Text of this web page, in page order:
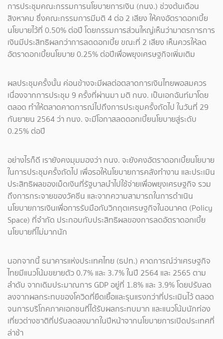
การประชุมคณะกรรมการนโยบายการเงิน (กนง.) ช่วงต้นเดือน
สิงหาคม ซึ่งคณะกรรมการมีมติ 4 ต่อ 2 เสียง ให้คงอัตราดอกเบี้ย
นโยบายไว้ที่ 0.50% ต่อปี โดยกรรมการส่วนใหญ่เห็นว่ามาตรการการ
เงินมีประสิทธิผลกว่าการลดดอกเบี้ย ขณะที่ 2 เสียง เห็นควรให้ลด
อัตราดอกเบี้ยนโยบาย 0.25% ต่อปีเพื่อพยุงเศรษฐกิจเพิ่มเติม
ผลประชุมครั้งนั้น ค่อนข้างจะมีผลต่อตลาดการเงินไทยพอสมควร
เนื่องจากการประชุม 9 ครั้งที่ผ่านมา มติ กนง. เป็นเอกฉันท์มาโดย
ตลอด ทำให้ตลาดคาดการณ์ไปถึงการประชุมครั้งถัดไป ในวันที่ 29
กันยายน 2564 ว่า กนง. จะมีโอกาสลดดอกเบี้ยนโยบายสู่ระดับ
0.25% ต่อปี
อย่างไรก็ดี เรายังคงมุมมองว่า กนง. จะยังคงอัตราดอกเบี้ยนโยบาย
ในการประชุมครั้งถัดไป เพื่อรอให้นโยบายการคลังทำงาน และประเมิน
ประสิทธิผลของเม็ดเงินที่รัฐบาลนำไปใช้จ่ายเพื่อพยุงเศรษฐกิจ รวม
ถึงการกระจายของวัคซีน และจากความสามารถในการดำเนิน
นโยบายการเงินเพื่อการรับมือกับวิกฤตเศรษฐกิจในอนาคต (Policy
Space) ที่จำกัด ประกอบกับประสิทธิผลของการลดอัตราดอกเบี้ย
นโยบายที่ไม่มากนัก
นอกจากนี้ ธนาคารแห่งประเทศไทย (ธปท.) คาดการณ์ว่าเศรษฐกิจ
ไทยมีแนวโน้มขยายตัว 0.7% และ 3.7% ในปี 2564 และ 2565 ตาม
ลำดับ จากเดิมประมาณการ GDP อยู่ที่ 1.8% และ 3.9% โดยปรับลด
ลงจากผลกระทบของโควิดที่ยืดเยื้อและรุนแรงกว่าที่ประเมินไว้ ตลอด
จนการบริโภคภาคเอกชนที่ได้รับผลกระทบมาก และแนวโน้มนักท่อง
เที่ยวต่างชาติที่ปรับลดลงมากในปีหน้าจากนโยบายการเปิดประเทศที่
ล่าช้า